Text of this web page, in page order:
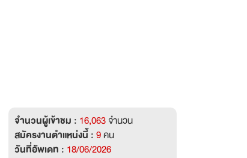
จำนวนผู้เข้าชม : 16,063จำนวน
สมัครงานตำแหน่งนี้ :9คน
วันที่อัพเดท : 18/06/2026